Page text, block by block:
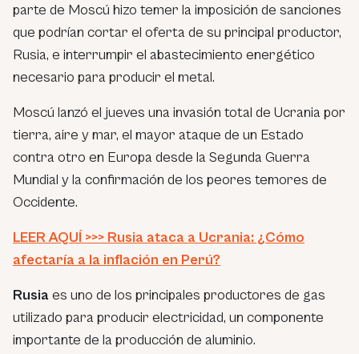
parte de Moscú hizo temer la imposición de sanciones
que podrían cortar el oferta de su principal productor,
Rusia, e interrumpir el abastecimiento energético
necesario para producir el metal.
Moscú lanzó el jueves una invasión total de Ucrania por
tierra, aire y mar, el mayor ataque de un Estado
contra otro en Europa desde la Segunda Guerra
Mundial y la confirmación de los peores temores de
Occidente.
LEER AQUÍ >>> Rusia ataca a Ucrania: ¿Cómo
afectaría a la inflación en Perú?
Rusia es uno de los principales productores de gas
utilizado para producir electricidad, un componente
importante de la producción de aluminio.